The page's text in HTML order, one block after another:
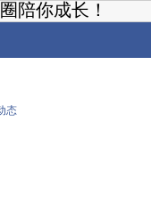
陪你成长！
态